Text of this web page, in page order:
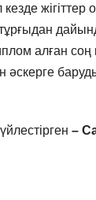
жігіттер
тұрғыдан
алған соң
әскерге
–